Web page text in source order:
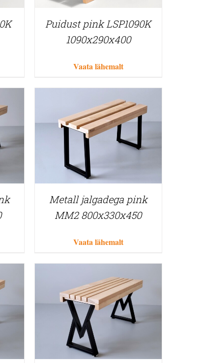
Puidust pink LSP1090K
1090x290x400
Vaata lähemalt
Metall jalgadega pink
MM2 800x330x450
Vaata lähemalt